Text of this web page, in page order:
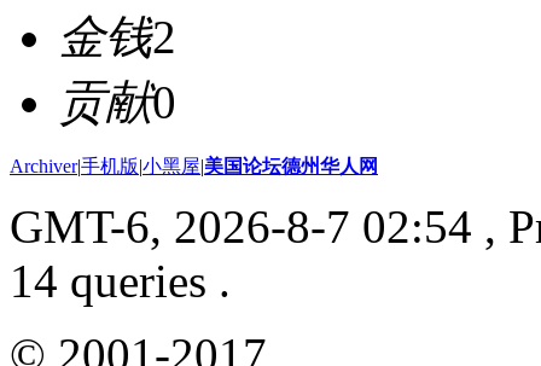
金钱2
贡献0
Archiver|手机版|小黑屋|美国论坛德州华人网
GMT-6, 2026-8-7 02:54 ,
14 queries .
© 2001-2017